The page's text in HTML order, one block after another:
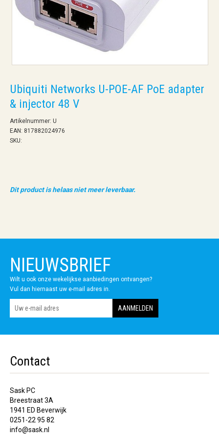
Ubiquiti Networks U-POE-AF PoE adapter
& injector 48 V
Artikelnummer: U
EAN: 817882024976
SKU:
Dit product is helaas niet meer leverbaar.
NIEUWSBRIEF
Wilt u ook onze wekelijkse aanbiedingen ontvangen?
Vul dan hiernaast uw e-mail adres in.
Contact
Sask PC
Breestraat 3A
1941 ED Beverwijk
0251-22 95 82
info@sask.nl